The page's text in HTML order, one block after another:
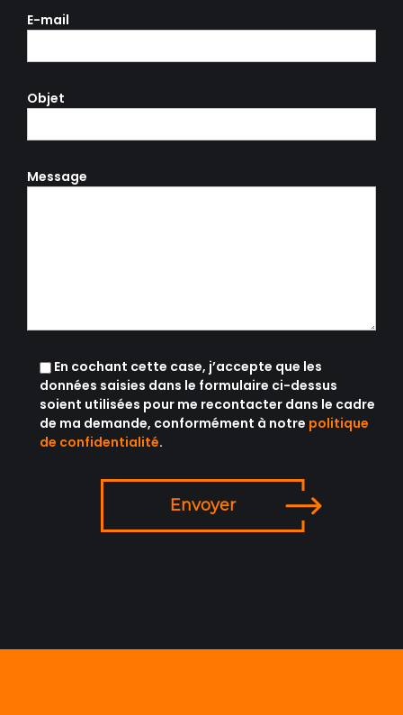
E-mail
Objet
Message
En cochant cette case, j’accepte que les
données saisies dans le formulaire ci-dessus
soient utilisées pour me recontacter dans le cadre
de ma demande, conformément à notre politique
de confidentialité.